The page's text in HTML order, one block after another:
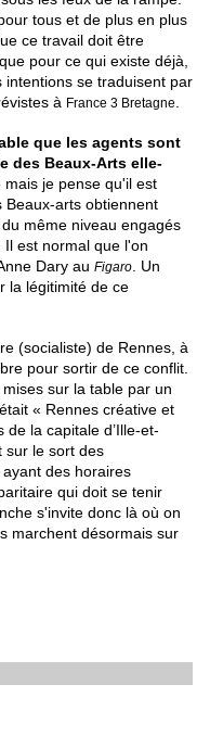
tous et de plus en plus
ce travail doit être
pour ce qui existe déjà,
intentions se traduisent par
à France 3 Bretagne
que les agents sont
des Beaux-Arts elle-
je pense qu'il est
Beaux-arts obtiennent
même niveau engagés
est normal que l'on
Dary au Figaro . Un
la légitimité de ce
(socialiste) de Rennes, à
pour sortir de ce conflit.
sur la table par un
« Rennes créative et
de la capitale d’Ille-et-
sur le sort des
des horaires
qui doit se tenir
s'invite donc là où on
marchent désormais sur